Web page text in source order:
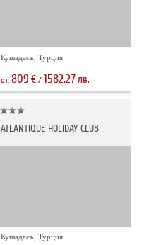
Кушадасъ, Турция
от:809 € / 1582.27лв.
ATLANTIQUE HOLIDAY CLUB
Кушадасъ, Турция